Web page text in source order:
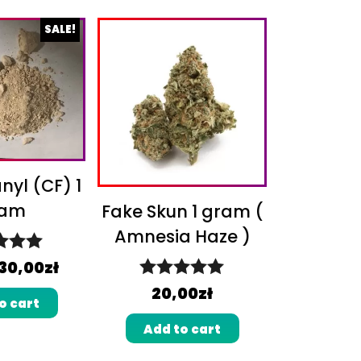
SALE!
(CF) 1
5.00
5
zł
cart
Fake Skun 1 gram (
Amnesia Haze )
Rated5.00
out of 5
20,00zł
Add to cart